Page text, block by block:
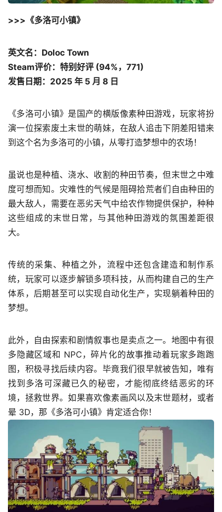
>>>《多洛可小镇》
英文名：Doloc Town
Steam评价：特别好评 (94%，771)
发售日期：2025 年 5 月 8 日
《多洛可小镇》是国产的横版像素种田游戏，玩家将扮
演一位探索废土末世的萌妹，在敌人追击下阴差阳错来
到这个名为多洛可的小镇，从零打造梦想中的农场！
虽说也是种植、浇水、收割的种田节奏，但末世之中难
度可想而知。灾难性的气候是阻碍拾荒者们自由种田的
最大敌人，需要在恶劣天气中给农作物提供保护，种种
这些组成的末世日常，与其他种田游戏的氛围差距很
大。
传统的采集、种植之外，流程中还包含建造和制作系
统，玩家可以逐步解锁多项科技，从而构建自己的生产
体系，后期甚至可以实现自动化生产，实现躺着种田的
梦想。
此外，自由探索和剧情叙事也是卖点之一。地图中有很
多隐藏区域和 NPC，碎片化的故事推动着玩家多跑跑
图，积极寻找后续内容。毕竟我们很早就被告知，唯有
找到多洛可深藏已久的秘密，才能彻底终结恶劣的环
境，拯救世界。如果喜欢像素画风以及末世题材，或者
晕 3D，那《多洛可小镇》肯定适合你！